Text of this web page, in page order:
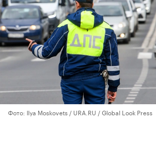
Фото: Ilya Moskovets / URA.RU / Global Look Press